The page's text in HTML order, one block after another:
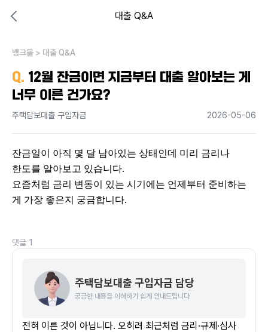
대출 Q&A
내 상황엔 어떤 방법이 있을까?
뱅크몰 > 대출 Q&A
Q. 12월 잔금이면 지금부터 대출 알아보는 게
너무 이른 건가요?
주택담보대출 구입자금 2026-05-06
잔금일이 아직 몇 달 남아있는 상태인데 미리 금리나
한도를 알아보고 있습니다.
요즘처럼 금리 변동이 있는 시기에는 언제부터 준비하는
게 가장 좋은지 궁금합니다.
댓글 1
주택담보대출 구입자금 담당
궁금한 내용을 이해하기 쉽게 안내드립니다
전혀 이른 것이 아닙니다. 오히려 최근처럼 금리·규제·심사